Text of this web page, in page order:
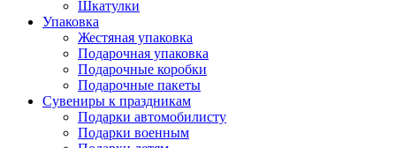
Шкатулки
Упаковка
Жестяная упаковка
Подарочная упаковка
Подарочные коробки
Подарочные пакеты
Сувениры к праздникам
Подарки автомобилисту
Подарки военным